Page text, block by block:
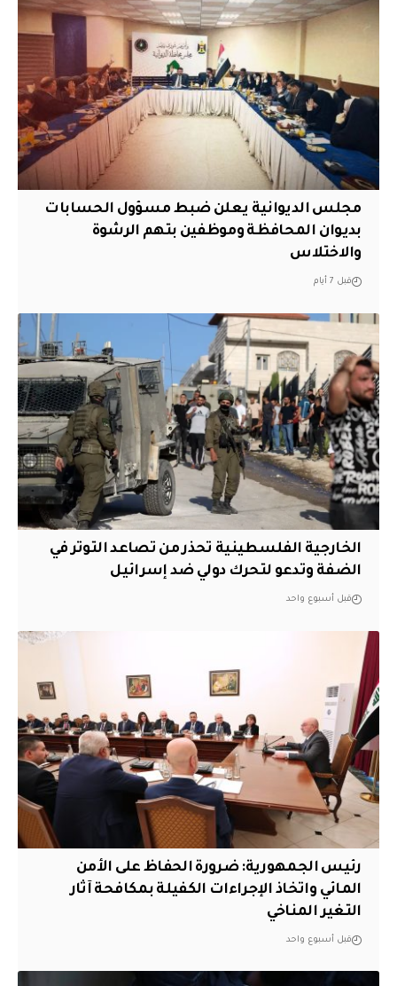
مجلس الديوانية يعلن ضبط مسؤول الحسابات
بديوان المحافظة وموظفين بتهم الرشوة
والاختلاس
قبل 7 أيام
الخارجية الفلسطينية تحذر من تصاعد التوتر في
الضفة وتدعو لتحرك دولي ضد إسرائيل
قبل أسبوع واحد
رئيس الجمهورية: ضرورة الحفاظ على الأمن
المائي واتخاذ الإجراءات الكفيلة بمكافحة آثار
التغير المناخي
قبل أسبوع واحد